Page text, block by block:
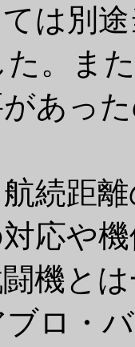
は別
た。ま
あっ
続距
応や
機と
ロ・